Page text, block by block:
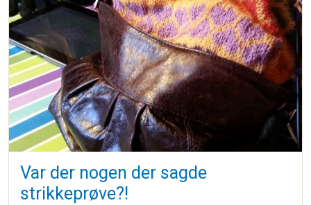
Var der nogen der sagde
strikkeprøve?!